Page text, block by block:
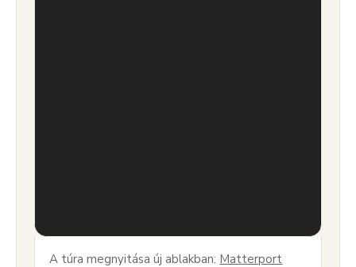
A túra megnyitása új ablakban: Matterport